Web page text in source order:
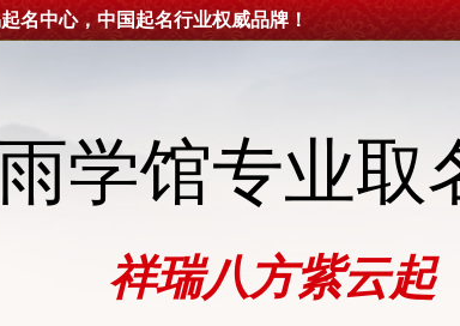
中心，中国起名行业权威品牌！
学馆专业取
祥瑞八方紫云起